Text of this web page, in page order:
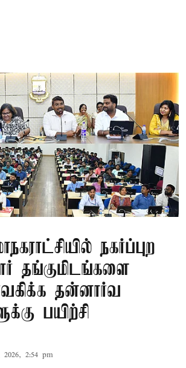
நகர்ப்புற
தங்குமிடங்களை
தன்னார்வ
பயிற்சி
2:54 pm